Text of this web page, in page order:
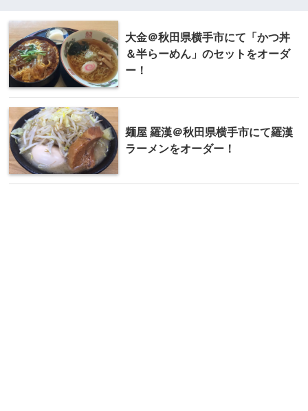
大金＠秋田県横手市にて「かつ丼
＆半らーめん」のセットをオーダ
ー！
麺屋 羅漢＠秋田県横手市にて羅漢
ラーメンをオーダー！